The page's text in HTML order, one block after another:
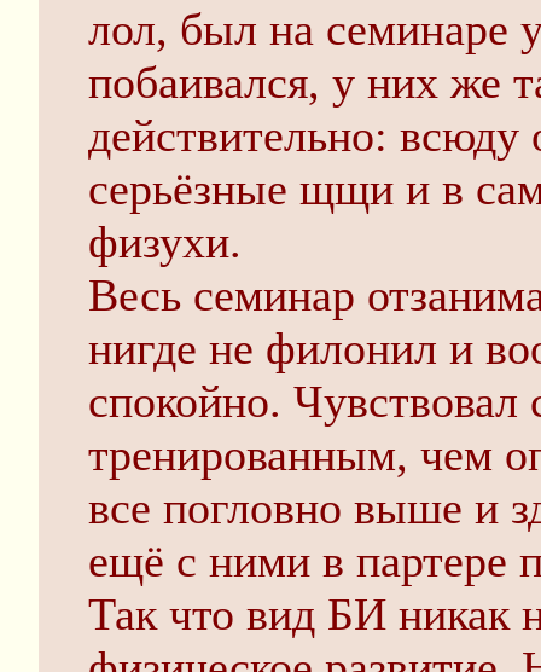
лол, был на семинаре
побаивался, у них же
действительно:
серьёзные щщи и в
физухи.
Весь семинар
нигде не филонил и
спокойно. Чувствовал
тренированным, чем
все погловно выше и
ещё с ними в партере
Так что вид БИ никак